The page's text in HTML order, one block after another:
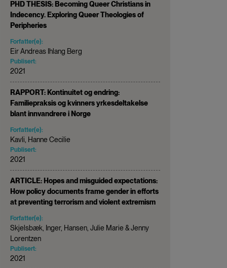
PHD THESIS: Becoming Queer Christians in
Indecency. Exploring Queer Theologies of
Peripheries
Forfatter(e):
Eir Andreas Ihlang Berg
Publisert:
2021
RAPPORT: Kontinuitet og endring:
Familiepraksis og kvinners yrkesdeltakelse
blant innvandrere i Norge
Forfatter(e):
Kavli, Hanne Cecilie
Publisert:
2021
ARTICLE: Hopes and misguided expectations:
How policy documents frame gender in efforts
at preventing terrorism and violent extremism
Forfatter(e):
Skjelsbæk, Inger, Hansen, Julie Marie & Jenny
Lorentzen
Publisert:
2021